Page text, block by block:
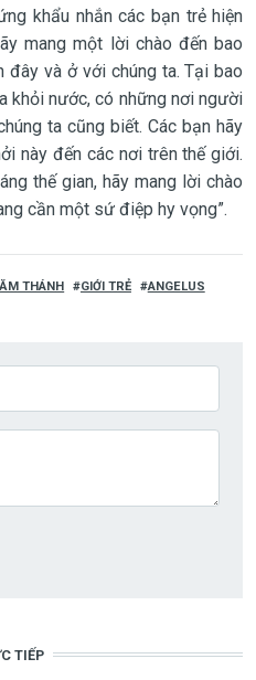
khẩu nhắn các bạn trẻ hiện
mang một lời chào đến bao
đây và ở với chúng ta. Tại bao
khỏi nước, có những nơi người
ta cũng biết. Các bạn hãy
này đến các nơi trên thế giới.
thế gian, hãy mang lời chào
cần một sứ điệp hy vọng”.
THÁNH GIỚI TRẺ ANGELUS
TIẾP